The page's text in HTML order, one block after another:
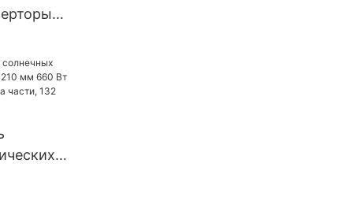
с
кВт, 48